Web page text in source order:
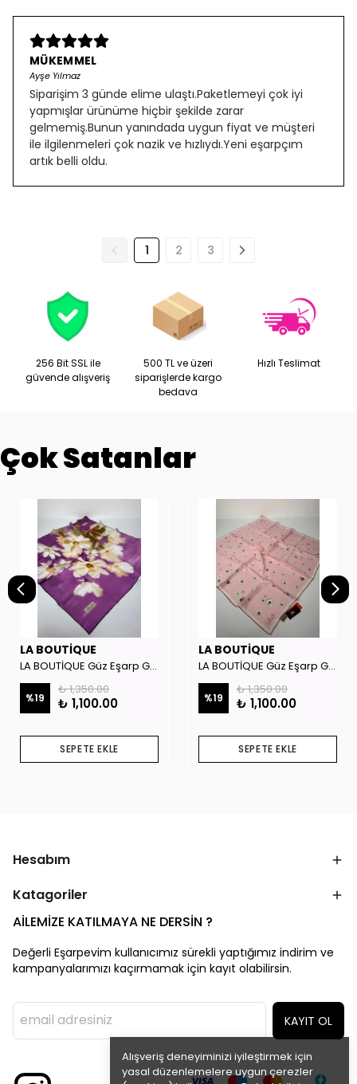
Alışveriş deneyiminizi iyileştirmek için
yasal düzenlemelere uygun çerezler
MÜKEMMEL
Ayşe Yılmaz
Siparişim 3 günde elime ulaştı.Paketlemeyi çok iyi
yapmışlar ürünüme hiçbir şekilde zarar
gelmemiş.Bunun yanındada uygun fiyat ve müşteri
ile ilgilenmeleri çok nazik ve hızlıydı.Yeni eşarpçım
artık belli oldu.
1 2 3
256 Bit SSL ile
güvende alışveriş
500 TL ve üzeri
siparişlerde kargo
bedava
Hızlı Teslimat
Çok Satanlar
LA BOUTİQUE
LA BOUTİQUE Güz Eşarp GYSE262908
%19
₺ 1,350.00
₺ 1,100.00
SEPETE EKLE
LA BOUTİQUE
LA BOUTİQUE Güz Eşarp GYSE130804
%19
₺ 1,350.00
₺ 1,100.00
SEPETE EKLE
Hesabım
Katagoriler
AİLEMİZE KATILMAYA NE DERSİN ?
Değerli Eşarpevim kullanıcımız sürekli yaptığımız indirim ve
kampanyalarımızı kaçırmamak için kayıt olabilirsin.
KAYIT OL